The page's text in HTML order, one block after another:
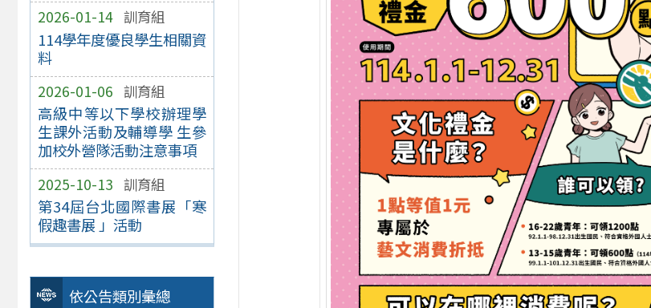
2026-01-14 訓育組
114學年度優良學生相關資
料
2026-01-06 訓育組
高級中等以下學校辦理學
生課外活動及輔導學 生參
加校外營隊活動注意事項
2025-10-13 訓育組
第34屆台北國際書展「寒
假趣書展 」活動
依公告類別彙總